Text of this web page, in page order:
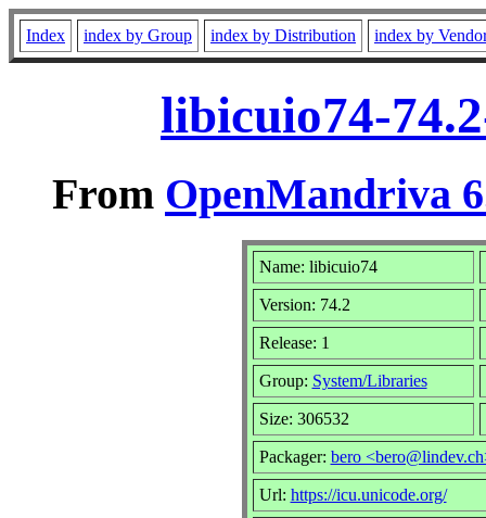
Index index by Group index by Distribution index by
libicuio74-
From OpenMandriva
Name: libicuio74
Version: 74.2
Release: 1
Group: System/Libraries
Size: 306532
Packager: bero
Url: https://icu.unicode.org/